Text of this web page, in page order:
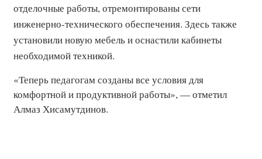
отделочные работы, отремонтированы сети
инженерно-технического обеспечения. Здесь также
установили новую мебель и оснастили кабинеты
необходимой техникой.
«Теперь педагогам созданы все условия для
комфортной и продуктивной работы», — отметил
Алмаз Хисамутдинов.